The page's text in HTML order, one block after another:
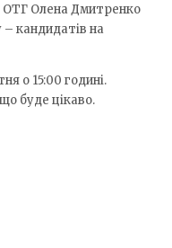
ОТГ Олена Дмитренко
– кандидатів на
о 15:00 годині.
буде цікаво.